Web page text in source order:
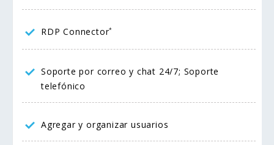
RDP Connector*
Soporte por correo y chat 24/7; Soporte
telefónico
Agregar y organizar usuarios